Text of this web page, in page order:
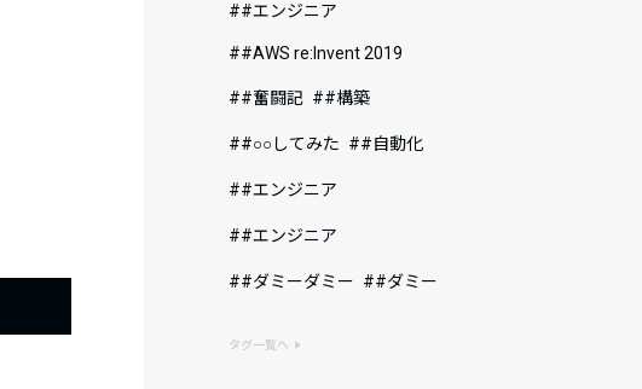
#エンジニア
#AWS re:Invent 2019
#奮闘記 #構築
#○○してみた #自動化
#エンジニア
#エンジニア
#ダミーダミー #ダミー
タグ一覧へ